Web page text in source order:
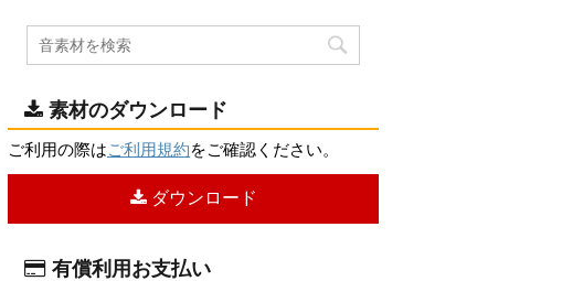
素材のダウンロード
ご利用の際はご利用規約をご確認ください。
ダウンロード
有償利用お支払い